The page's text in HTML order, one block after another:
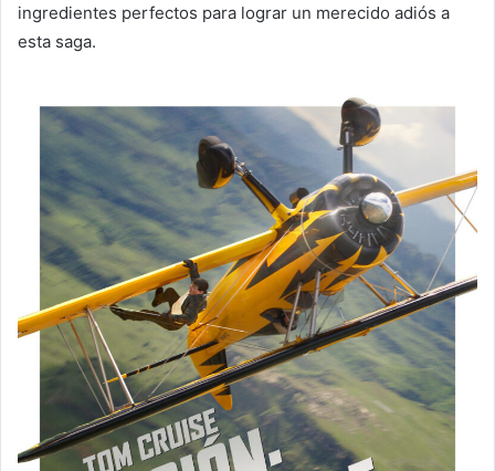
ingredientes perfectos para lograr un merecido adiós a
esta saga.